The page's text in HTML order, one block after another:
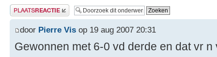
Plaats een reactie
door Pierre Vis op 19 aug 2007 20:31
Gewonnen met 6-0 vd derde en dat vr